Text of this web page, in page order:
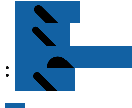
Kenmerken
Inleiding